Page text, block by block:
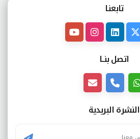
تابعنـا
اتصل بنــا
النشرة البريدية